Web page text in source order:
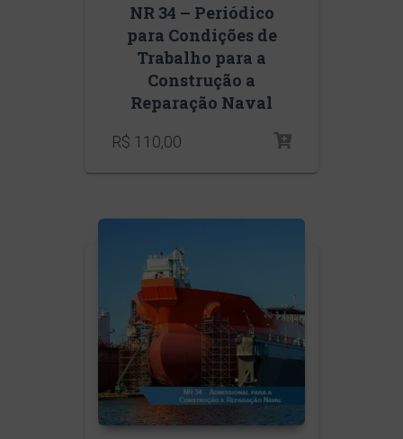
NR 34 – Periódico
para Condições de
Trabalho para a
Construção a
Reparação Naval
R$ 110,00